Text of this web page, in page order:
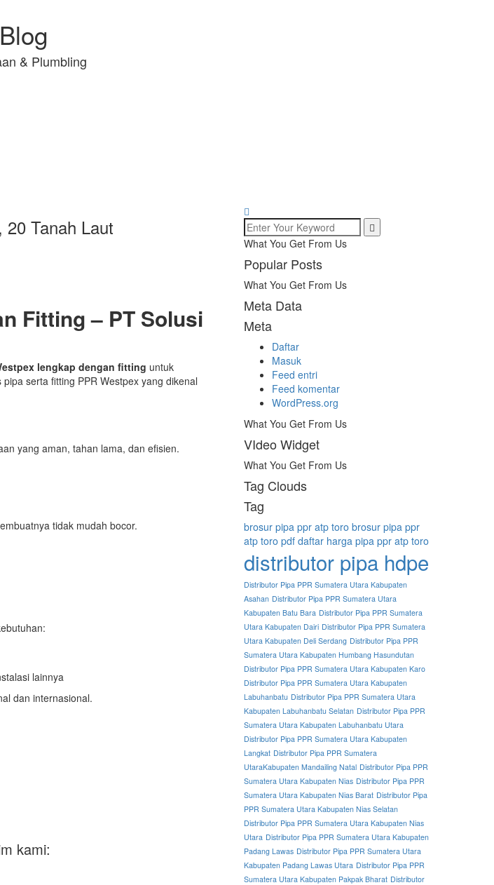
Blog
& Plumbling
Tanah Laut
Fitting – PT Solusi
lengkap dengan fitting untuk
serta fitting PPR Westpex yang dikenal
yang aman, tahan lama, dan efisien.
tidak mudah bocor.
lainnya
dan internasional.
kami:
What You Get From Us
Popular Posts
What You Get From Us
Meta Data
Meta
Daftar
Masuk
Feed entri
Feed komentar
WordPress.org
What You Get From Us
VIdeo Widget
What You Get From Us
Tag Clouds
Tag
brosur pipa ppr atp toro brosur pipa ppr
atp toro pdf daftar harga pipa ppr atp toro
distributor pipa hdpe
Distributor Pipa PPR Sumatera Utara Kabupaten
Asahan Distributor Pipa PPR Sumatera Utara
Kabupaten Batu Bara Distributor Pipa PPR Sumatera
Utara Kabupaten Dairi Distributor Pipa PPR Sumatera
Utara Kabupaten Deli Serdang Distributor Pipa PPR
Sumatera Utara Kabupaten Humbang Hasundutan
Distributor Pipa PPR Sumatera Utara Kabupaten Karo
Distributor Pipa PPR Sumatera Utara Kabupaten
Labuhanbatu Distributor Pipa PPR Sumatera Utara
Kabupaten Labuhanbatu Selatan Distributor Pipa PPR
Sumatera Utara Kabupaten Labuhanbatu Utara
Distributor Pipa PPR Sumatera Utara Kabupaten
Langkat Distributor Pipa PPR Sumatera
UtaraKabupaten Mandailing Natal Distributor Pipa PPR
Sumatera Utara Kabupaten Nias Distributor Pipa PPR
Sumatera Utara Kabupaten Nias Barat Distributor Pipa
PPR Sumatera Utara Kabupaten Nias Selatan
Distributor Pipa PPR Sumatera Utara Kabupaten Nias
Utara Distributor Pipa PPR Sumatera Utara Kabupaten
Padang Lawas Distributor Pipa PPR Sumatera Utara
Kabupaten Padang Lawas Utara Distributor Pipa PPR
Sumatera Utara Kabupaten Pakpak Bharat Distributor